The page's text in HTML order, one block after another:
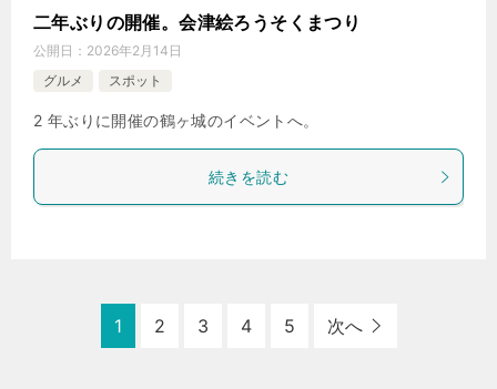
二年ぶりの開催。会津絵ろうそくまつり
公開日： 2026年2月14日
グルメ
スポット
2 年ぶりに開催の鶴ヶ城のイベントへ。
続きを読む
1 2 3 4 5 次へ